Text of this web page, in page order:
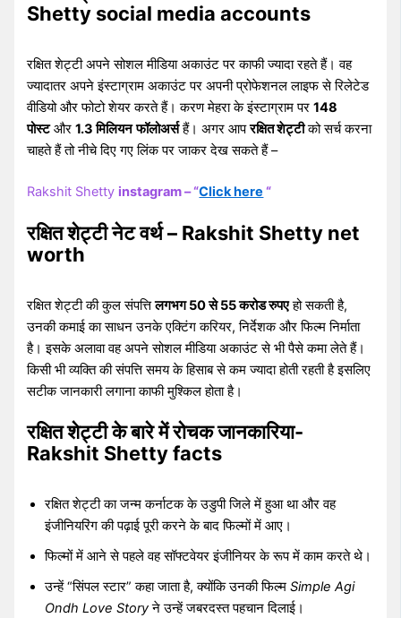
Shetty social media accounts
रक्षित शेट्टी अपने सोशल मीडिया अकाउंट पर काफी ज्यादा रहते हैं। वह
ज्यादातर अपने इंस्टाग्राम अकाउंट पर अपनी प्रोफेशनल लाइफ से रिलेटेड
वीडियो और फोटो शेयर करते हैं। करण मेहरा के इंस्टाग्राम पर148
पोस्टऔर1.3 मिलियन फॉलोअर्सहैं। अगर आपरक्षित शेट्टीको सर्च करना
चाहते हैं तो नीचे दिए गए लिंक पर जाकर देख सकते हैं –
Rakshit Shetty instagram – “Click here “
रक्षित शेट्टी नेट वर्थ – Rakshit Shetty net
worth
रक्षित शेट्टी की कुल संपत्तिलगभग 50 से 55 करोड रुपएहो सकती है,
उनकी कमाई का साधन उनके एक्टिंग करियर, निर्देशक और फिल्म निर्माता
है। इसके अलावा वह अपने सोशल मीडिया अकाउंट से भी पैसे कमा लेते हैं।
किसी भी व्यक्ति की संपत्ति समय के हिसाब से कम ज्यादा होती रहती है इसलिए
सटीक जानकारी लगाना काफी मुश्किल होता है।
रक्षित शेट्टी के बारे में रोचक जानकारिया-
Rakshit Shetty facts
रक्षित शेट्टी का जन्म कर्नाटक के उडुपी जिले में हुआ था और वह
इंजीनियरिंग की पढ़ाई पूरी करने के बाद फिल्मों में आए।
फिल्मों में आने से पहले वह सॉफ्टवेयर इंजीनियर के रूप में काम करते थे।
उन्हें “सिंपल स्टार” कहा जाता है, क्योंकि उनकी फिल्मSimple Agi
Ondh Love Storyने उन्हें जबरदस्त पहचान दिलाई।